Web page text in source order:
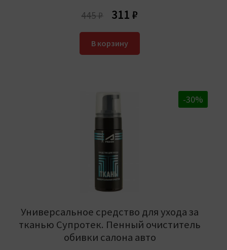
445₽
Первоначальная
составляла
311 ₽
В корзину
-30%
Универсальное средство для ухода за
тканью Супротек. Пенный очиститель
обивки салона авто